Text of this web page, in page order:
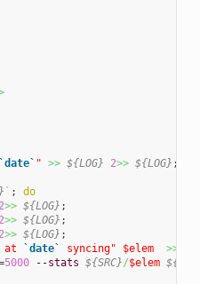
`date` " >> ${LOG} 2>> ${LOG} ;
` ; do
2>> ${LOG} ;
2>> ${LOG} ;
2>> ${LOG} ;
at `date` syncing" $elem >>
5000 --stats ${SRC}/$elem